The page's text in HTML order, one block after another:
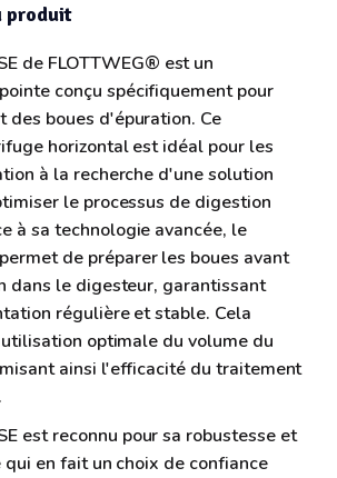
produit
de FLOTTWEG® est un
conçu spécifiquement pour
des boues d'épuration. Ce
horizontal est idéal pour les
à la recherche d'une solution
le processus de digestion
à sa technologie avancée, le
de préparer les boues avant
dans le digesteur, garantissant
régulière et stable. Cela
optimale du volume du
ainsi l'efficacité du traitement
est reconnu pour sa robustesse et
en fait un choix de confiance